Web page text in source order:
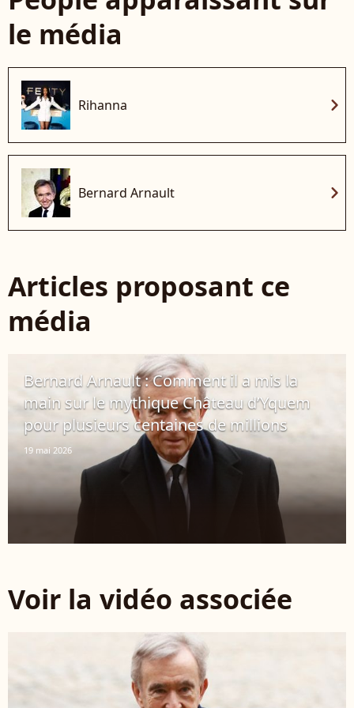
le média
Rihanna chevron_right
Bernard Arnault chevron_right
Articles proposant ce
média
Bernard Arnault : Comment il a mis la
main sur le mythique Château d’Yquem
pour plusieurs centaines de millions
19 mai 2026
Voir la vidéo associée